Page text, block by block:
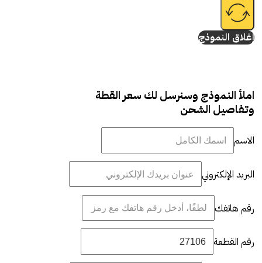
إغلاق النموذج
املأ النموذج وسنرسل لك سعر القطة
وتفاصيل الشحن
الاسم
البريد الإلكتروني
رقم هاتفك
رقم القطعة